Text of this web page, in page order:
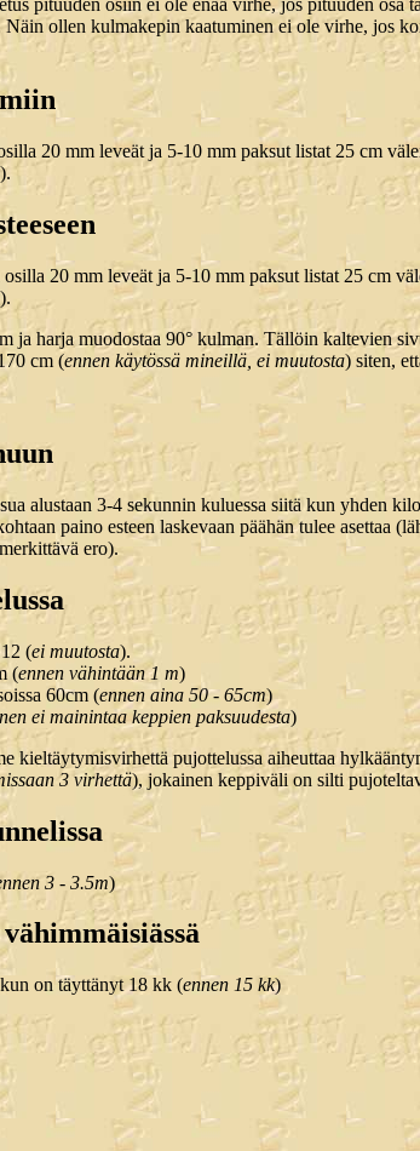
pituuden osiin ei ole enää virhe, jos pituuden
Näin ollen kulmakepin kaatuminen ei ole virhe, jos
20 mm leveät ja 5-10 mm paksut listat 25 cm
).
20 mm leveät ja 5-10 mm paksut listat 25 cm
).
ja harja muodostaa 90° kulman. Tällöin kaltevien
cm (ennen käytössä mineillä, ei muutosta) siten,
alustaan 3-4 sekunnin kuluessa siitä kun yhden
paino esteen laskevaan päähän tulee asettaa
ero).
(ei muutosta).
(ennen vähintään 1 m)
60cm (ennen aina 50 - 65cm)
ei mainintaa keppien paksuudesta)
kieltäytymisvirhettä pujottelussa aiheuttaa
3 virhettä), jokainen keppiväli on silti
3 - 3.5m)
on täyttänyt 18 kk (ennen 15 kk)